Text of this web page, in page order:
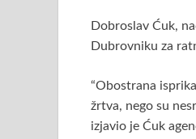
b
o
k
itt
Dobroslav Ćuk,
Dubrovniku za
“Obostrana
žrtva, nego su
izjavio je Ćuk